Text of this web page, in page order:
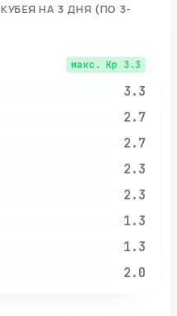
КУБЕЯ НА 3 ДНЯ (ПО 3-
макс. Kp 3.3
3.3
2.7
2.7
2.3
2.3
1.3
1.3
2.0